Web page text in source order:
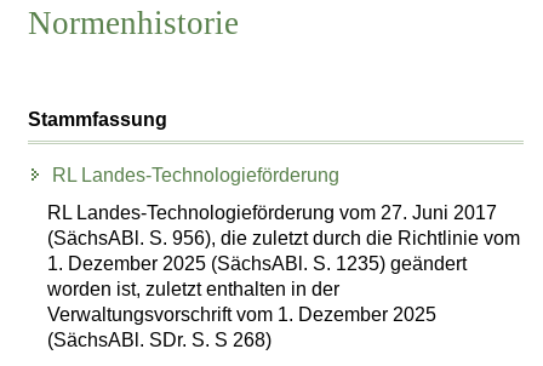
Normenhistorie
Stammfassung
RL Landes-Technologieförderung
RL Landes-Technologieförderung vom 27. Juni 2017
(SächsABl. S. 956), die zuletzt durch die Richtlinie vom
1. Dezember 2025 (SächsABl. S. 1235) geändert
worden ist, zuletzt enthalten in der
Verwaltungsvorschrift vom 1. Dezember 2025
(SächsABl. SDr. S. S 268)